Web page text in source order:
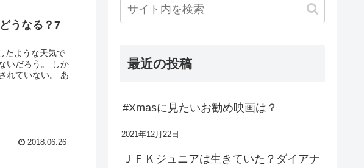
うなる？7
たような天気で
いだろう。 しか
れていない。 あ
2018.06.26
最近の投稿
#Xmasに見たいお勧め映画は？
2021年12月22日
ＪＦＫジュニアは生きていた？ダイアナ